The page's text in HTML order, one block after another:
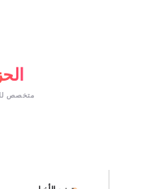
متخصص